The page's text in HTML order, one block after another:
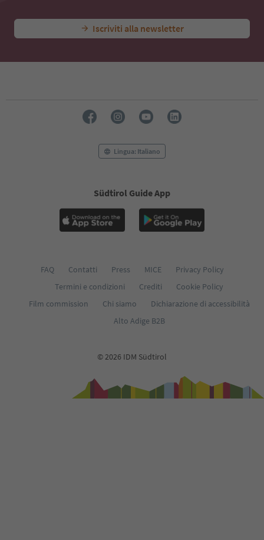
Iscriviti alla newsletter
Lingua: Italiano
Südtirol Guide App
FAQ Contatti Press MICE
Privacy Policy
Termini e condizioni
Crediti
Cookie Policy
Film commission
Chi siamo
Dichiarazione di accessibilità
Alto Adige B2B
© 2026 IDM Südtirol